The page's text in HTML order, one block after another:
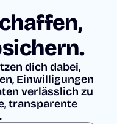
dich dabei,
Einwilligungen
verlässlich zu
transparente